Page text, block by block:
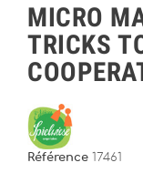
MICRO
TRICKS
Référence 17461